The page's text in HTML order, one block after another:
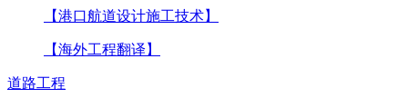
【港口航道设计施工技术】
【海外工程翻译】
道路工程